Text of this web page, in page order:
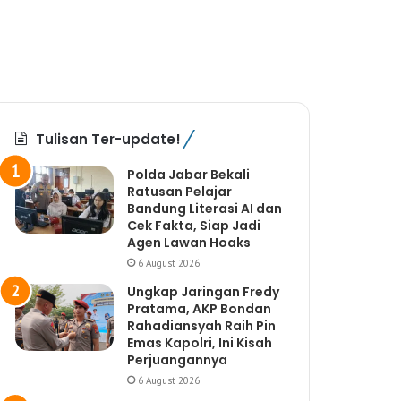
Tulisan Ter-update!
Polda Jabar Bekali
Ratusan Pelajar
Bandung Literasi AI dan
Cek Fakta, Siap Jadi
Agen Lawan Hoaks
6 August 2026
Ungkap Jaringan Fredy
Pratama, AKP Bondan
Rahadiansyah Raih Pin
Emas Kapolri, Ini Kisah
Perjuangannya
6 August 2026